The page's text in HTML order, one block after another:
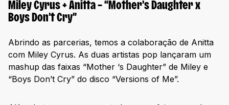
Miley Cyrus + Anitta – “Mother’s Daughter x
Boys Don’t Cry”
Abrindo as parcerias, temos a colaboração de Anitta
com Miley Cyrus. As duas artistas pop lançaram um
mashup das faixas “Mother ‘s Daughter” de Miley e
“Boys Don’t Cry” do disco “Versions of Me”.